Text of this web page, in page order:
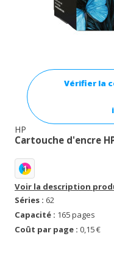
Vérifier la
HP
Cartouche d'encre
1
Voir la description
Séries : 62
Capacité : 165 pages
Coût par page : 0,15 €